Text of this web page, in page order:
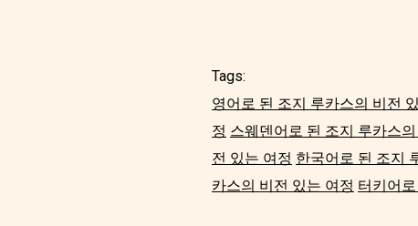
Tags:
영어로 된 조지 루카스의 비전
정 스웨덴어로 된 조지 루카스
전 있는 여정 한국어로 된 조지
카스의 비전 있는 여정 터키어